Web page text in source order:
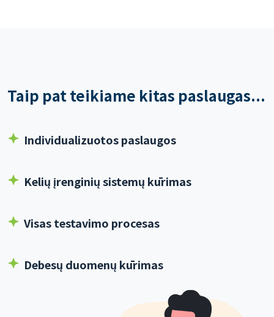
Taip pat teikiame kitas paslaugas...
Individualizuotos paslaugos
Kelių įrenginių sistemų kūrimas
Visas testavimo procesas
Debesų duomenų kūrimas